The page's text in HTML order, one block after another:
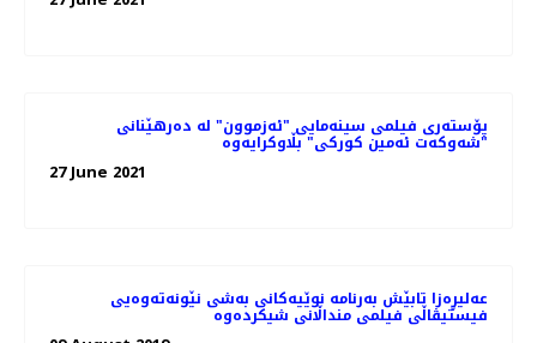
پۆسته‌ری فیلمی سینەمایی "ئەزموون" لە دەرهێنانی
"شەوکەت ئەمین کورکی" بڵاوکرایەوە
27 June 2021
عه‌لیڕه‌زا تابێش به‌رنامه‌ نوێیه‌کانی به‌شی نێونه‌ته‌وه‌یی